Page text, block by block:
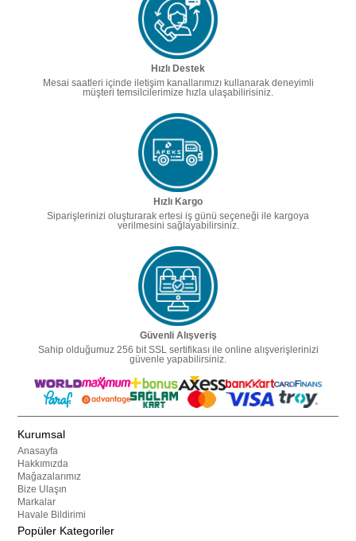
Hızlı Destek
Mesai saatleri içinde iletişim kanallarımızı kullanarak deneyimli
müşteri temsilcilerimize hızla ulaşabilirisiniz.
Hızlı Kargo
Siparişlerinizi oluşturarak ertesi iş günü seçeneği ile kargoya
verilmesini sağlayabilirsiniz.
Güvenli Alışveriş
Sahip olduğumuz 256 bit SSL sertifikası ile online alışverişlerinizi
güvenle yapabilirsiniz.
Kurumsal
Anasayfa
Hakkımızda
Mağazalarımız
Bize Ulaşın
Markalar
Havale Bildirimi
Popüler Kategoriler